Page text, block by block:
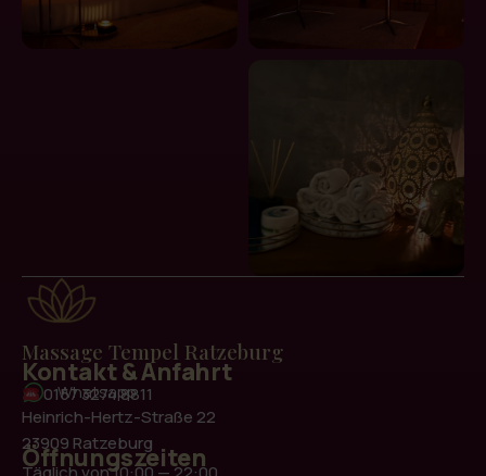
Massage Tempel Ratzeburg
Kontakt & Anfahrt
Whatsapp
0157 3274 8811
Heinrich-Hertz-Straße 22
23909 Ratzeburg
Öffnungszeiten